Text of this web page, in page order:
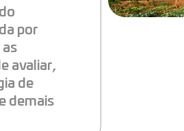
por
as
avaliar,
de
demais